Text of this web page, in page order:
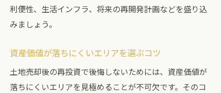
利便性、生活インフラ、将来の再開発計画などを盛り込
みましょう。
資産価値が落ちにくいエリアを選ぶコツ
土地売却後の再投資で後悔しないためには、資産価値が
落ちにくいエリアを見極めることが不可欠です。そのコ